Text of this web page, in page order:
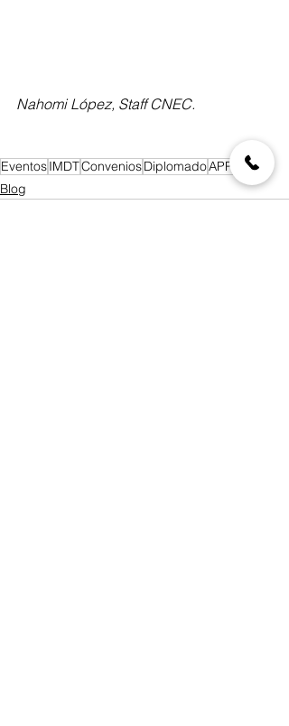
Nahomi López, Staff CNEC.
EventosIMDTConveniosDiplomadoAPP's
Blog